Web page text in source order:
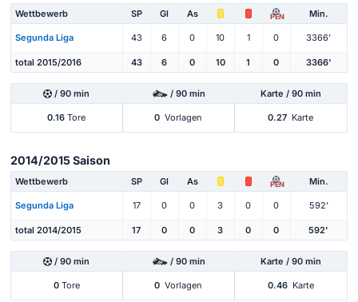
Wettbewerb SP Gl As PEN Min.
Segunda Liga 43 6 0 10 1 0 3366'
total 2015/2016 43 6 0 10 1 0 3366'
/ 90 min / 90 min Karte / 90 min
0.16 Tore 0 Vorlagen 0.27 Karte
2014/2015 Saison
Wettbewerb SP Gl As PEN Min.
Segunda Liga 17 0 0 3 0 0 592'
total 2014/2015 17 0 0 3 0 0 592'
/ 90 min / 90 min Karte / 90 min
0Tore 0 Vorlagen 0.46 Karte